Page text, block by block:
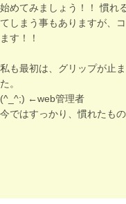
始めてみましょう！！ 慣れ
てしまう事もありますが、
ます！！
私も最初は、グリップが止
た。
(^_^;) ←web管理者
今ではすっかり、慣れたもの